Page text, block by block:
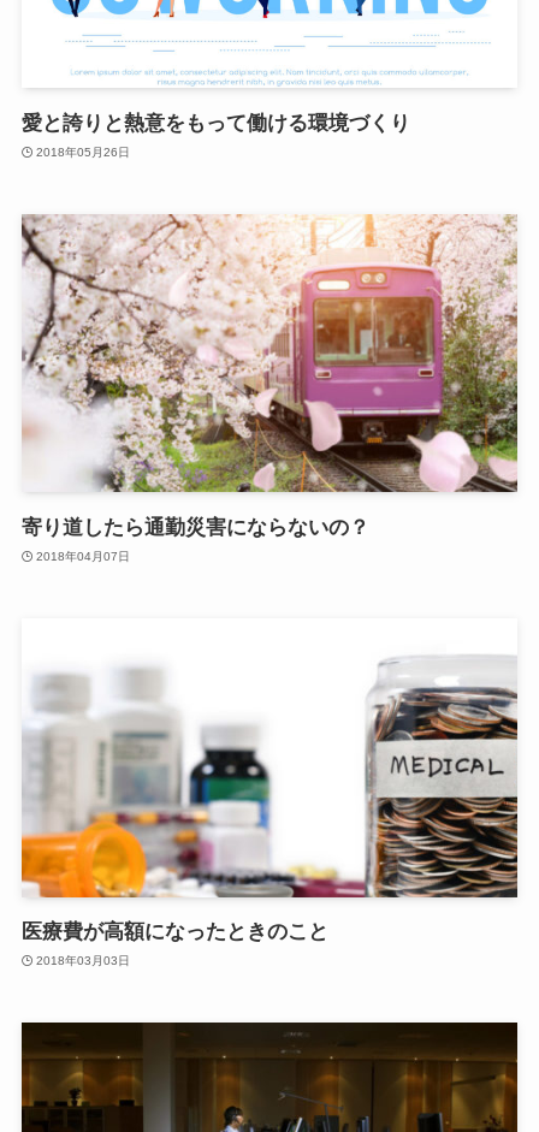
愛と誇りと熱意をもって働ける環境づくり
2018年05月26日
寄り道したら通勤災害にならないの？
2018年04月07日
医療費が高額になったときのこと
2018年03月03日